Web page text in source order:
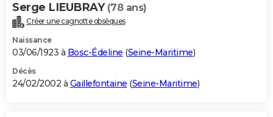
Serge LIEUBRAY (78 ans)
Créer une cagnotte obsèques
Naissance
03/06/1923 à Bosc-Édeline (Seine-Maritime)
Décès
24/02/2002 à Gaillefontaine (Seine-Maritime)